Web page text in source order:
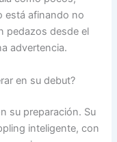
está afinando no
pedazos desde el
advertencia.
en su debut?
su preparación. Su
inteligente, con